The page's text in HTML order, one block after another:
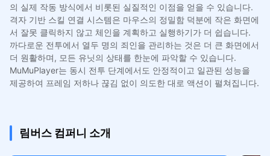
의 실제 작동 방식에서 비롯된 실질적인 이점을 얻을 수 있습니다.
격자 기반 스킬 연결 시스템은 마우스의 정밀함 덕분에 작은 화면에
서 잘못 클릭하지 않고 체인을 계획하고 실행하기가 더 쉽습니다.
까다로운 전투에서 열두 명의 죄인을 관리하는 것은 더 큰 화면에서
더 원활하며, 모든 유닛의 상태를 한눈에 파악할 수 있습니다.
MuMuPlayer는 동시 전투 단계에서도 안정적이고 일관된 성능을
제공하여 프레임 저하나 끊김 없이 의도한 대로 액션이 펼쳐집니다.
림버스 컴퍼니 소개